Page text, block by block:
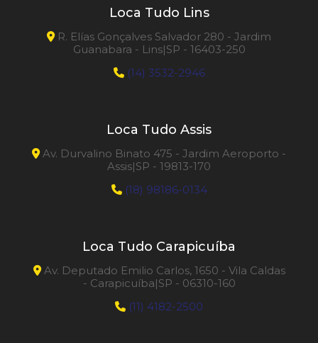
Loca Tudo Lins
R. Elías Gonçalves Salvador 280 - Jardim
Guanabara - Lins|SP - 16403-250
(14) 3532-2946
Loca Tudo Assis
Av. Durvalino Binato 475 - Jardim Aeroporto -
Assis|SP - 19813-170
(18) 98186-0134
Loca Tudo Carapicuíba
Av. Deputado Emilio Carlos, 1650 - Vila Caldas
- Carapicuíba|SP - 06310-160
(11) 4182-2500